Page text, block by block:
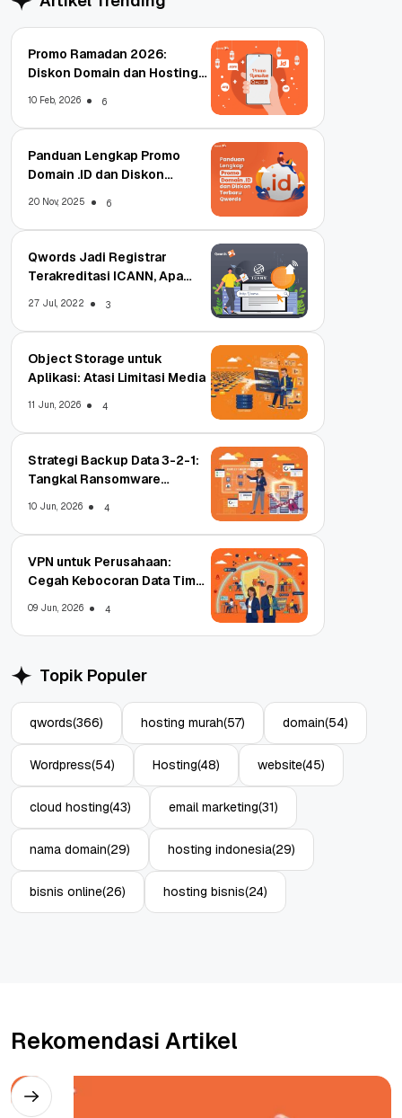
Promo Ramadan 2026:
Diskon Domain dan Hosting
10 Feb, 2026 6
Panduan Lengkap Promo
Domain .ID dan Diskon
20 Nov, 2025 6
Qwords Jadi Registrar
Terakreditasi ICANN, Apa
27 Jul, 2022 3
Object Storage untuk
Aplikasi: Atasi Limitasi Media
11 Jun, 2026 4
Strategi Backup Data 3-2-1:
Tangkal Ransomware
10 Jun, 2026 4
VPN untuk Perusahaan:
Cegah Kebocoran Data Tim
09 Jun, 2026 4
Topik Populer
qwords(366) hosting murah(57) domain(54)
Wordpress(54) Hosting(48) website(45)
cloud hosting(43) email marketing(31)
nama domain(29) hosting indonesia(29)
bisnis online(26) hosting bisnis(24)
Rekomendasi Artikel